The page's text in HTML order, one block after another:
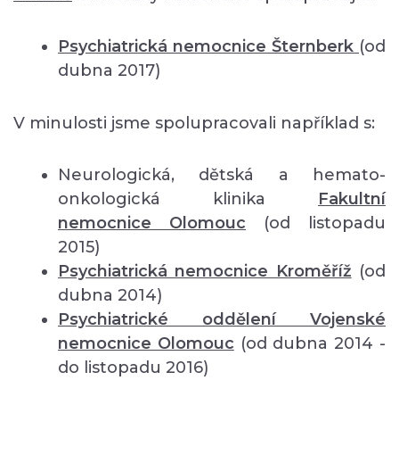
Psychiatrická nemocnice Šternberk (od
dubna 2017)
V minulosti jsme spolupracovali například s:
Neurologická, dětská a hemato-
onkologická klinika Fakultní
nemocnice Olomouc (od listopadu
2015)
Psychiatrická nemocnice Kroměříž (od
dubna 2014)
Psychiatrické oddělení Vojenské
nemocnice Olomouc (od dubna 2014 -
do listopadu 2016)